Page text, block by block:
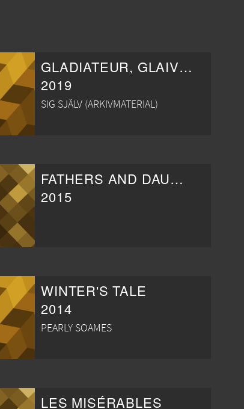
GLADIATEUR, GLAIVE ET FANTASMES
2019
SIG SJÄLV (ARKIVMATERIAL)
FATHERS AND DAUGHTERS
2015
WINTER'S TALE
2014
PEARLY SOAMES
LES MISÉRABLES